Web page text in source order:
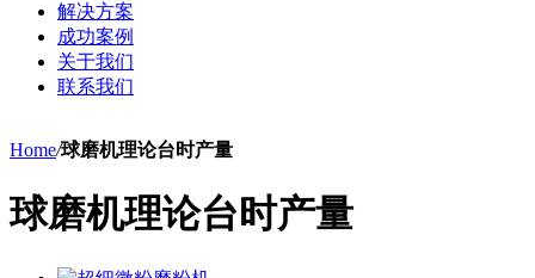
解决方案
成功案例
关于我们
联系我们
Home/球磨机理论台时产量
球磨机理论台时产量